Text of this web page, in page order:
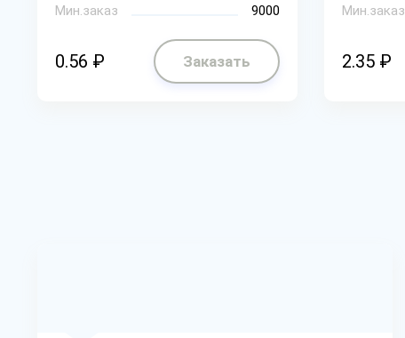
Мин.заказ
9000
0.56 ₽ Заказать
Мин.заказ
2.35 ₽